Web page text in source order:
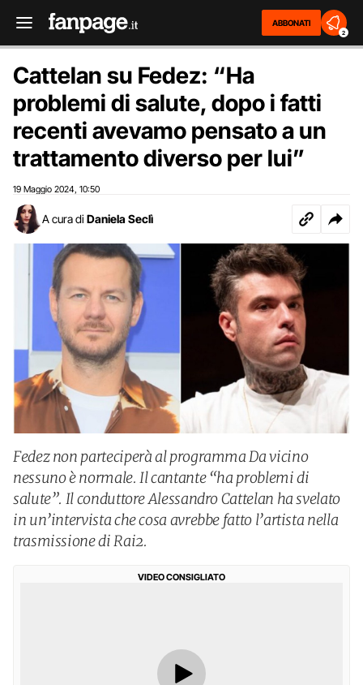
ABBONATI
2
Cattelan su Fedez: “Ha
problemi di salute, dopo i fatti
recenti avevamo pensato a un
trattamento diverso per lui”
19 Maggio 2024 10:50
A cura di Daniela Seclì
Fedez non parteciperà al programma Da vicino
nessuno è normale. Il cantante “ha problemi di
salute”. Il conduttore Alessandro Cattelan ha svelato
in un’intervista che cosa avrebbe fatto l’artista nella
trasmissione di Rai2.
VIDEO CONSIGLIATO